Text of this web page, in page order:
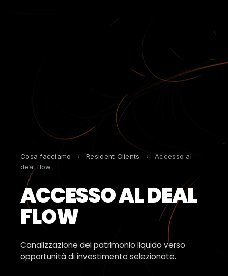
Cosa facciamo › Resident Clients ›
Accesso al
deal flow
ACCESSO AL DEAL
FLOW
Canalizzazione del patrimonio liquido verso
opportunità di investimento selezionate.